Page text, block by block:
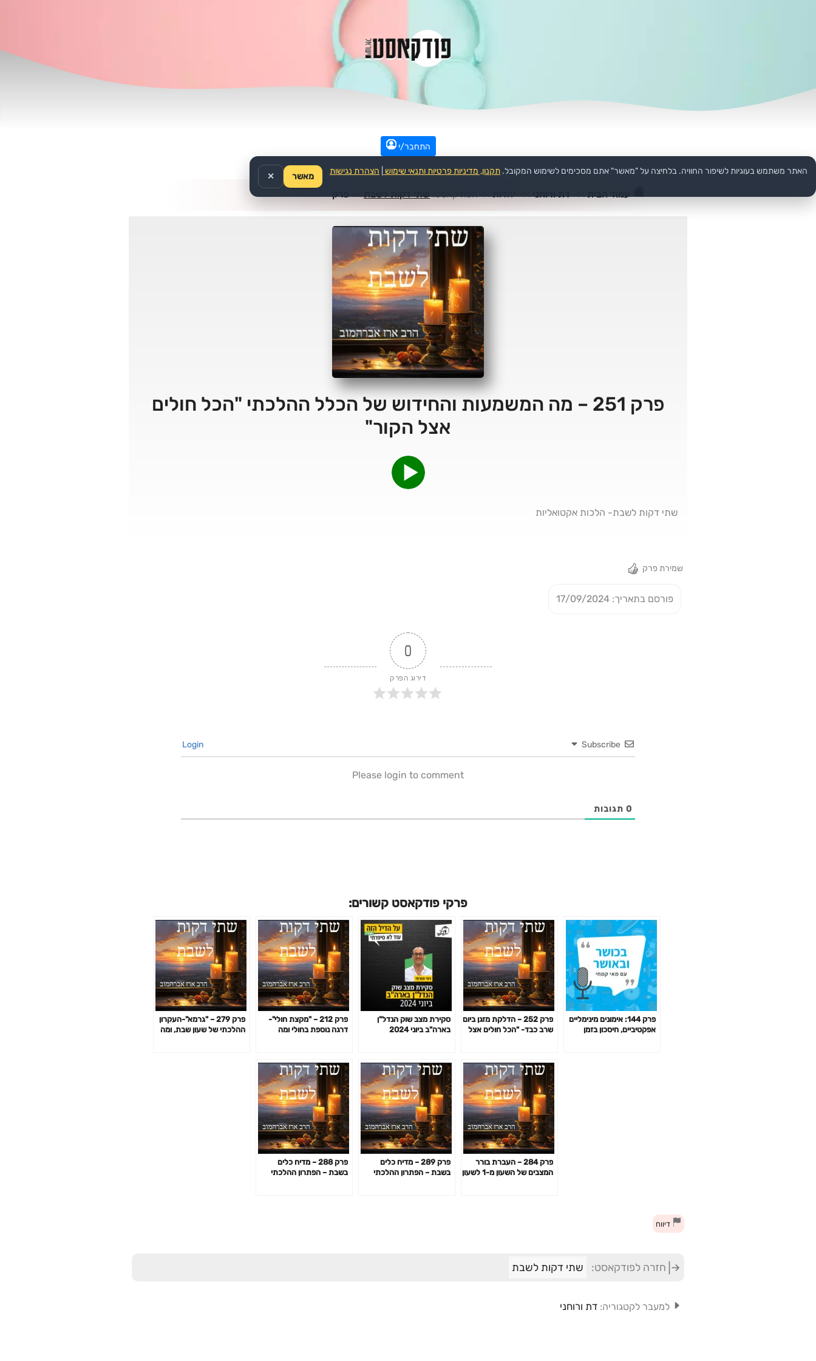
התחבר/י
עמוד הבית >> דת ורוחני >> יהדות >>הפודקאסט: שתי דקות לשבת >>פרק
פרק 251 – מה המשמעות והחידוש של הכלל ההלכתי "הכל חולים
אצל הקור"
שתי דקות לשבת- הלכות אקטואליות
שמירת פרק
פורסם בתאריך: 17/09/2024
0
דירוג הפרק
Subscribe
Please login to comment
0 תגובות
פרקי פודקאסט קשורים:
פרק 144: אימונים מינימליים
אפקטיביים, חיסכון בזמן
פרק 252 – הדלקת מזגן ביום
שרב כבד- "הכל חולים אצל
סקירת מצב שוק הנדל"ן
בארה"ב ביוני 2024
פרק 212 – "מקצת חולי"-
דרגה נוספת בחולי ומה
פרק 279 – "גרמא"-העקרון
ההלכתי של שעון שבת, ומה
פרק 284 – העברת בורר
המצבים של השעון מ-1 לשעון
פרק 289 – מדיח כלים
בשבת – הפתרון ההלכתי
פרק 288 – מדיח כלים
בשבת – הפתרון ההלכתי
דיווח
חזרה לפודקאסט: שתי דקות לשבת
למעבר לקטגוריה: דת ורוחני
האתר משתמש בעוגיות לשיפור החוויה. בלחיצה על "מאשר" אתם מסכימים לשימוש המקובל. תקנון, מדיניות פרטיות ותנאי שימוש הצהרת נגישות
מאשר ✕